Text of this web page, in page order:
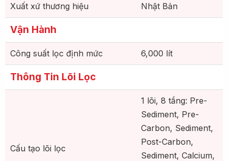
Xuất xứ thương hiệu Nhật Bản
Vận Hành
Công suất lọc định mức 6,000 lít
Thông Tin Lõi Lọc
Cấu tạo lõi lọc
1 lõi, 8 tầng: Pre-
Sediment, Pre-
Carbon, Sediment,
Post-Carbon,
Sediment, Calcium,